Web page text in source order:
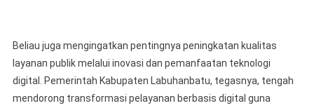
Beliau juga mengingatkan pentingnya peningkatan kualitas
layanan publik melalui inovasi dan pemanfaatan teknologi
digital. Pemerintah Kabupaten Labuhanbatu, tegasnya, tengah
mendorong transformasi pelayanan berbasis digital guna